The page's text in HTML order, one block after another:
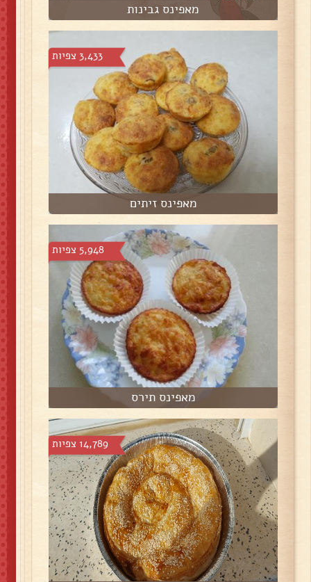
מאפינס גבינות
3,433 צפיות
מאפינס זיתים
5,948 צפיות
מאפינס תירס
14,789 צפיות